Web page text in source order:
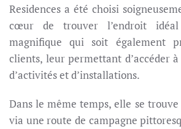
Residences a été choisi
cœur de trouver l’endroit
magnifique qui soit également
clients, leur permettant d’accéder
d’activités et d’installations.
Dans le même temps, elle se
via une route de campagne